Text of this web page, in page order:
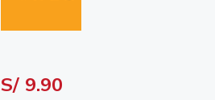
S/ 9.90